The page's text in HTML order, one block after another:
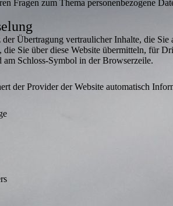
Fragen zum Thema personenbezogene
Übertragung vertraulicher Inhalte, die
Sie über diese Website übermitteln, für
am Schloss-Symbol in der Browserzeile.
der Provider der Website automatisch